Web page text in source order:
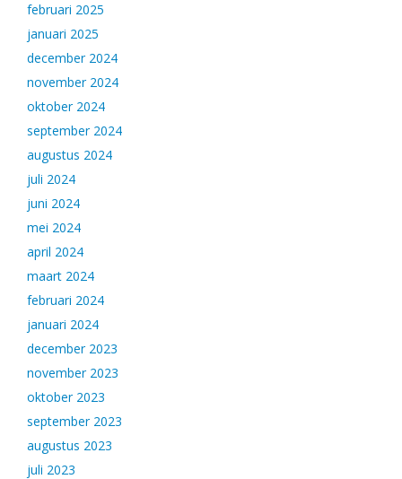
februari 2025
januari 2025
december 2024
november 2024
oktober 2024
september 2024
augustus 2024
juli 2024
juni 2024
mei 2024
april 2024
maart 2024
februari 2024
januari 2024
december 2023
november 2023
oktober 2023
september 2023
augustus 2023
juli 2023